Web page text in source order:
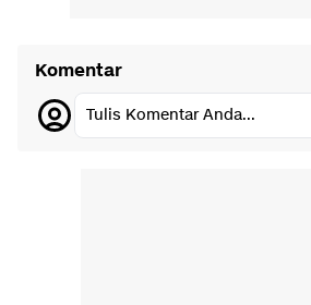
Komentar
Tulis Komentar Anda...